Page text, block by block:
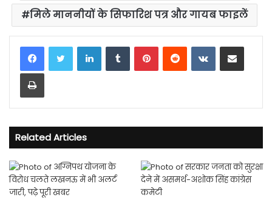
मिले माननीयों के सिफारिश पत्र और गायब फाइलें
LinkedInTumblrPinterestReddit VKontakteShare via Email
Print
Related Articles